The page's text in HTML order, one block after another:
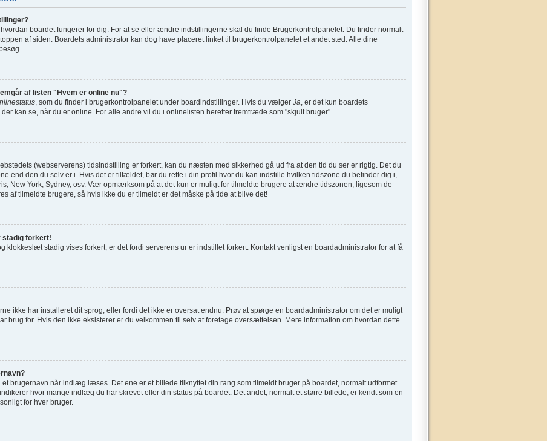
boardet fungerer for dig. For at se eller ændre indstillingerne skal du finde Brugerkontrolpanelet. Du finder normalt
af siden. Boardets administrator kan dog have placeret linket til brugerkontrolpanelet et andet sted. Alle dine
af listen "Hvem er online nu"?
, som du finder i brugerkontrolpanelet under boardindstillinger. Hvis du vælger Ja , er det kun boardets
kan se, når du er online. For alle andre vil du i onlinelisten herefter fremtræde som "skjult bruger".
(webserverens) tidsindstilling er forkert, kan du næsten med sikkerhed gå ud fra at den tid du ser er rigtig. Det du
end den du selv er i. Hvis det er tilfældet, bør du rette i din profil hvor du kan indstille hvilken tidszone du befinder dig i,
New York, Sydney, osv. Vær opmærksom på at det kun er muligt for tilmeldte brugere at ændre tidszonen, ligesom de
af tilmeldte brugere, så hvis ikke du er tilmeldt er det måske på tide at blive det!
stadig forkert!
klokkeslæt stadig vises forkert, er det fordi serverens ur er indstillet forkert. Kontakt venligst en boardadministrator for at få
ikke har installeret dit sprog, eller fordi det ikke er oversat endnu. Prøv at spørge en boardadministrator om det er muligt
brug for. Hvis den ikke eksisterer er du velkommen til selv at foretage oversættelsen. Mere information om hvordan dette
et brugernavn når indlæg læses. Det ene er et billede tilknyttet din rang som tilmeldt bruger på boardet, normalt udformet
hvor mange indlæg du har skrevet eller din status på boardet. Det andet, normalt et større billede, er kendt som en
for hver bruger.